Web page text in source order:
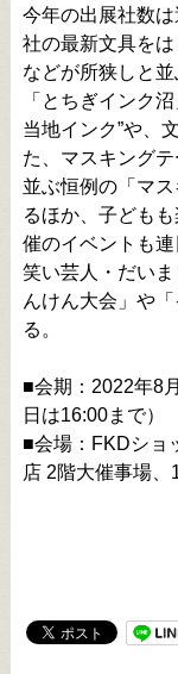
今年の出展社数
社の最新文具を
などが所狭しと
「とちぎインク
当地インク”や、
た、マスキング
並ぶ恒例の「マ
るほか、子ども
催のイベントも
笑い芸人・だい
んけん大会」や
る。
■会期：2022年8
日は16:00まで）
■会場：FKDショ
店 2階大催事場、